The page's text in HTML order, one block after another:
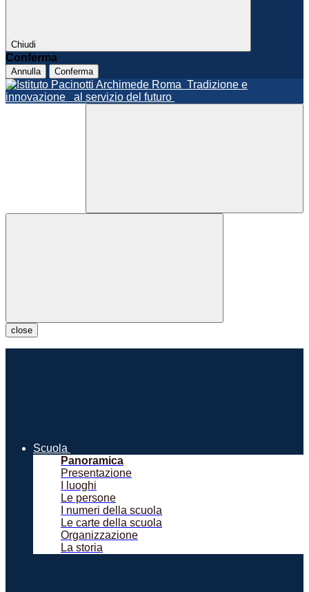
Chiudi
Conferma
Annulla Conferma
Roma Tradizione e
innovazione
al servizio del futuro
close
Scuola
Panoramica
Presentazione
I luoghi
Le persone
I numeri della scuola
Le carte della scuola
Organizzazione
La storia